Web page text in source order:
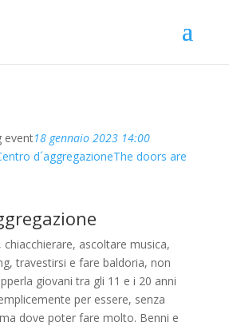
event18 gennaio 2023 14:00
d´aggregazioneThe doors are
chiacchierare, ascoltare musica,
travestirsi e fare baldoria, non
giovani tra gli 11 e i 20 anni
per essere, senza
dove poter fare molto. Benni e